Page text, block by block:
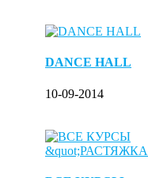
DANCE HALL
10-09-2014